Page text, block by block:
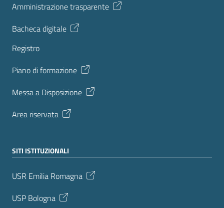
Amministrazione trasparente
Bacheca digitale
Registro
Piano di formazione
Messa a Disposizione
Area riservata
SITI ISTITUZIONALI
USR Emilia Romagna
USP Bologna